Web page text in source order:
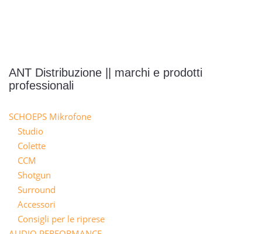
ANT Distribuzione || marchi e prodotti
professionali
SCHOEPS Mikrofone
Studio
Colette
CCM
Shotgun
Surround
Accessori
Consigli per le riprese